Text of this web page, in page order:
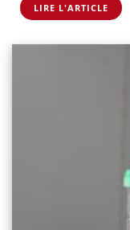
LIRE L'ARTICLE